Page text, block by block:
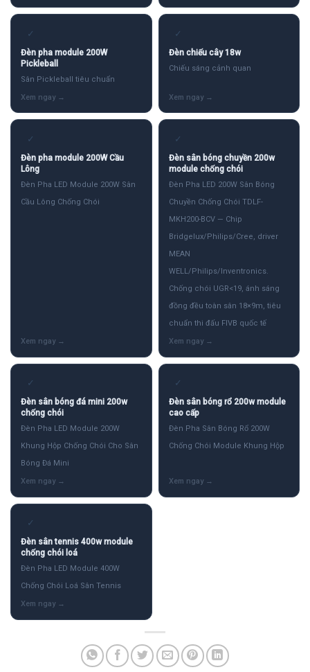
✓
Đèn pha module 200W
Pickleball
Sân Pickleball tiêu chuẩn
✓
Đèn chiếu cây 18w
Chiếu sáng cảnh quan
✓
Đèn pha module 200W Cầu
Lông
Đèn Pha LED Module 200W Sân
Cầu Lông Chống Chói
✓
Đèn sân bóng chuyền 200w
module chống chói
Đèn Pha LED 200W Sân Bóng
Chuyền Chống Chói TDLF-
MKH200-BCV — Chip
Bridgelux/Philips/Cree, driver
MEAN
WELL/Philips/Inventronics.
Chống chói UGR<19, ánh sáng
đồng đều toàn sân 18×9m, tiêu
chuẩn thi đấu FIVB quốc tế
✓
Đèn sân bóng đá mini 200w
chống chói
Đèn Pha LED Module 200W
Khung Hộp Chống Chói Cho Sân
Bóng Đá Mini
✓
Đèn sân bóng rổ 200w module
cao cấp
Đèn Pha Sân Bóng Rổ 200W
Chống Chói Module Khung Hộp
✓
Đèn sân tennis 400w module
chống chói loá
Đèn Pha LED Module 400W
Chống Chói Loá Sân Tennis